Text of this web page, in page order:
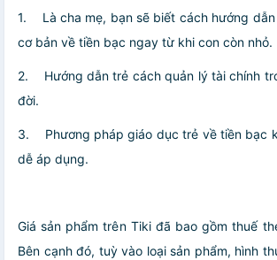
1.
Là cha mẹ, bạn sẽ biết cách hướng
cơ bản về tiền bạc ngay từ khi con còn nhỏ.
2.
Hướng dẫn trẻ cách quản lý tài chính
đời.
3.
Phương pháp giáo dục trẻ về tiền bạc
dễ áp dụng.
Giá sản phẩm trên Tiki đã bao gồm thuế
Bên cạnh đó, tuỳ vào loại sản phẩm, hình